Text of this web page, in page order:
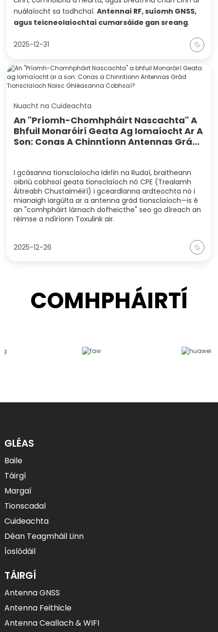
nuálaíocht sa todhchaí. Antennaí RF, suíomh GNSS,
agus teicneolaíochtaí cumarsáide gan sreang.
2025-12-31
Nuacht na Cuideachta
An "Príomh-Chomhpháirt Nascachta" A
Bhfuil Monaróirí Geata Ag Iomaíocht Ar A
Son: Conas A Chinntíonn Antennas Grád
I gcásanna tionsclaíocha Idirlín na Rudaí, braitheann
oibriú cobhsaí geata tionsclaíoch nó CPE (Trealamh
Áitreabh Chustaiméirí) i gceardlanna ardteochta nó i
mianaigh iargúlta ar a antenna grád tionsclaíoch—is é
an "comhpháirt lárnach dofheicthe" seo go díreach an
réimse a ndíríonn Toxulink air.
2025-12-26
COMHPHÁIRTÍ
GLÉAS
Baile
Táirgí
Margaí
Tionscadal
Cuideachta
Déan Teagmháil Linn
Íoslódáil
TÁIRGÍ
Antenna GNSS
Antenna Feithicle
Antenna Ceallach & WIFI